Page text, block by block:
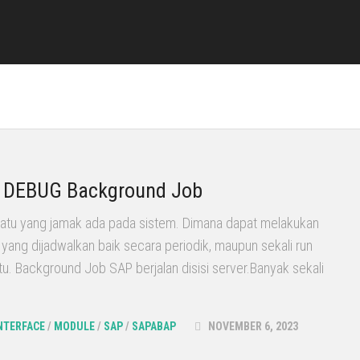
Background Job
yang jamak ada pada sistem. Dimana dapat melakukan
dijadwalkan baik secara periodik, maupun sekali run
Background Job SAP berjalan disisi server.Banyak sekali
/ MODULE/ SAP/ SAPABAP NOVEMBER 6, 2023